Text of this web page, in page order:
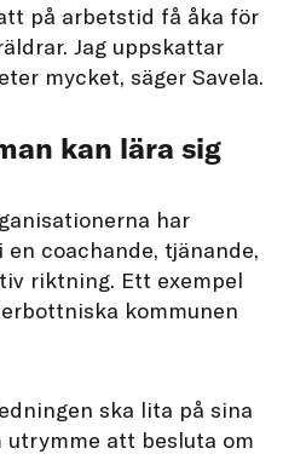
på arbetstid få åka för
Jag uppskattar
mycket, säger Savela.
kan lära sig
har
coachande, tjänande,
riktning. Ett exempel
kommunen
ska lita på sina
att besluta om